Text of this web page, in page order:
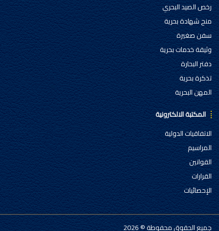
رخص الصيد البحري
منح شهادة بحرية
سفن صغيرة
وثيقة خدمات بحرية
دفتر البحارة
تذكرة بحرية
المهن البحرية
المكتبة الالكترونية
الاتفاقيات الدولية
المراسيم
القوانين
القرارات
الإحصائيات
جميع الحقوق محفوطة © 2026